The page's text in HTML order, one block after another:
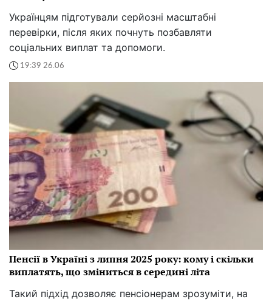
Українцям підготували серйозні масштабні
перевірки, після яких почнуть позбавляти
соціальних виплат та допомоги.
19:39 26.06
Пенсії в Україні з липня 2025 року: кому і скільки
виплатять, що зміниться в середині літа
Такий підхід дозволяє пенсіонерам зрозуміти, на